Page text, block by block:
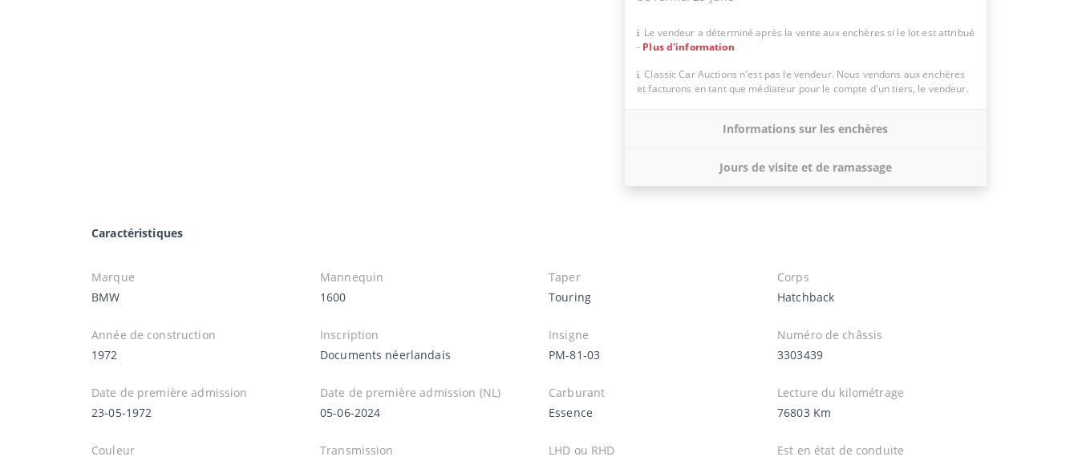
Le vendeur a déterminé après la vente aux enchères si le lot est attribué
- Plus d'information
Classic Car Auctions n'est pas le vendeur. Nous vendons aux enchères
et facturons en tant que médiateur pour le compte d'un tiers, le vendeur.
Informations sur les enchères
Jours de visite et de ramassage
Caractéristiques
Marque
BMW
Mannequin
1600
Taper
Touring
Corps
Hatchback
Année de construction
1972
Inscription
Documents néerlandais
Insigne
PM-81-03
Numéro de châssis
3303439
Date de première admission
23-05-1972
Date de première admission (NL)
05-06-2024
Carburant
Essence
Lecture du kilométrage
76803 Km
Couleur
Transmission
LHD ou RHD
Est en état de conduite